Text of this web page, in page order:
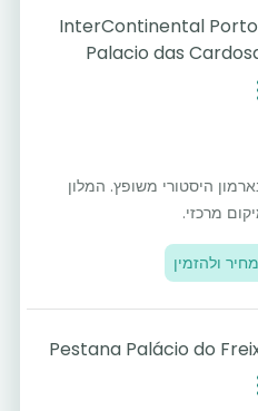
InterContinental
Palacio das
היסטורי משופץ. המלון
מרכזי.
ולהזמין
Pestana Palácio do